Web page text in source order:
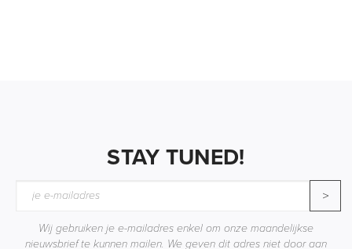
STAY TUNED!
>
Wij gebruiken je e-mailadres enkel om onze maandelijkse
nieuwsbrief te kunnen mailen. We geven dit adres niet door aan